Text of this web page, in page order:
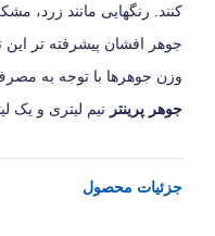
کنند. رنگهایی مانند زرد،
وزن جوهرها با توجه به
جوهر پرینتر نیم لیتری و یک
جزئیات محصول